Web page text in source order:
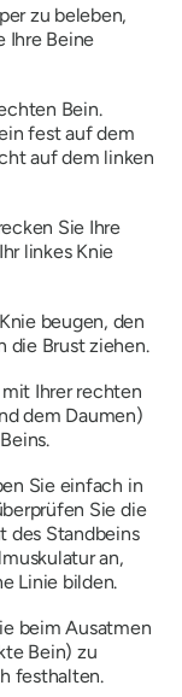
zu beleben,
Ihre Beine
Bein.
fest auf dem
auf dem linken
Sie Ihre
linkes Knie
beugen, den
die Brust ziehen.
Ihrer rechten
dem Daumen)
Sie einfach in
Sie die
des Standbeins
an,
Linie bilden.
beim Ausatmen
Bein) zu
festhalten.